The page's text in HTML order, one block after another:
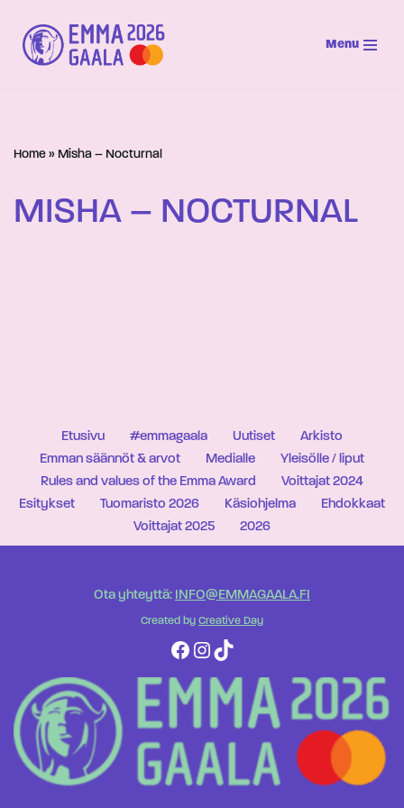
Siirry
suoraan
Menu
Home » Misha – Nocturnal
MISHA – NOCTURNAL
Etusivu #emmagaala Uutiset
Arkisto
Emman säännöt & arvot
Medialle
Yleisölle / liput
Rules and values of the Emma Award
Voittajat 2024
Esitykset
Tuomaristo 2026 Käsiohjelma
Ehdokkaat
Voittajat 2025
2026
Ota yhteyttä: INFO@EMMAGAALA.FI
Created by Creative Day